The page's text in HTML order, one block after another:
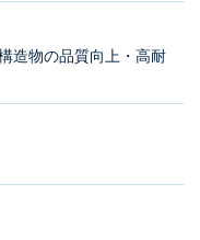
造物の品質向上・高耐